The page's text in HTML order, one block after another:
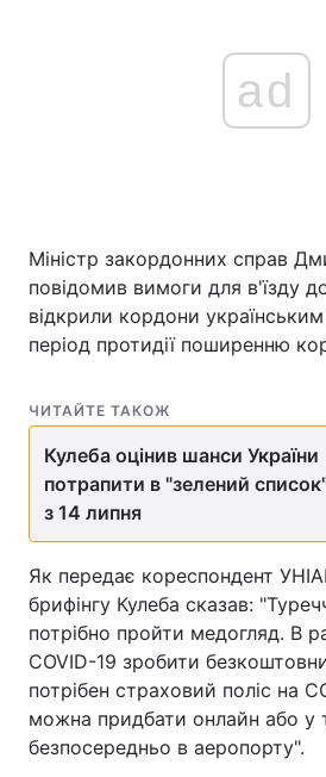
ad
Міністр закордонних справ
повідомив вимоги для в'їзду
відкрили кордони
період протидії поширенню
ЧИТАЙТЕ ТАКОЖ
Кулеба оцінив шанси України
потрапити в "зелений
з 14 липня
Як передає кореспондент
брифінгу Кулеба сказав:
потрібно пройти медогляд. В
COVID-19 зробити
потрібен страховий поліс на
можна придбати онлайн або у
безпосередньо в аеропорту".